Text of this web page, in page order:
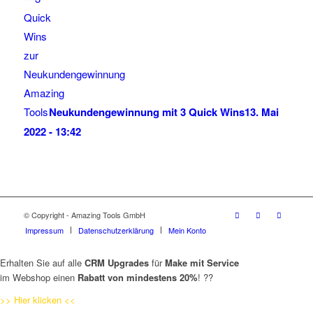
Neukundengewinnung mit 3 Quick Wins13. Mai
2022 - 13:42
© Copyright - Amazing Tools GmbH
Impressum
Datenschutzerklärung Mein Konto
Erhalten Sie auf alle CRM Upgrades fürMake mit Service
im Webshop einen Rabatt von mindestens 20%! ??
>> Hier klicken <<